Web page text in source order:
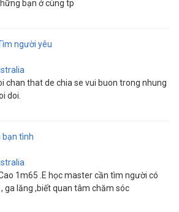
bạn ở cùng tp
người yêu
chan that de chia se vui buon trong nhung
doi.
bạn tình
1m65 .E học master cần tìm người có
ga lăng ,biết quan tâm chăm sóc